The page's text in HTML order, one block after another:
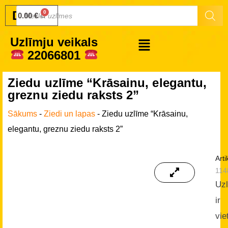
Druku.lv
0.00€
Uzlīmju veikals
22066801
Ziedu uzlīme “Krāsainu, elegantu,
greznu ziedu raksts 2”
Sākums - Ziedi un lapas - Ziedu uzlīme “Krāsainu,
elegantu, greznu ziedu raksts 2”
ir